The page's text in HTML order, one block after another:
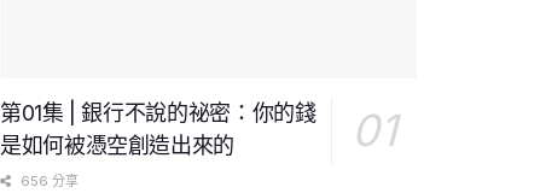
第01集 | 銀行不說的祕密：你的錢
是如何被憑空創造出來的
656 分享